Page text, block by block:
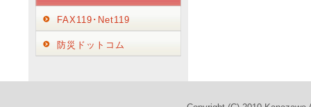
FAX119･Net119
防災ドットコム